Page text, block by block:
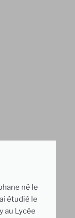
né le
étudié le
au Lycée